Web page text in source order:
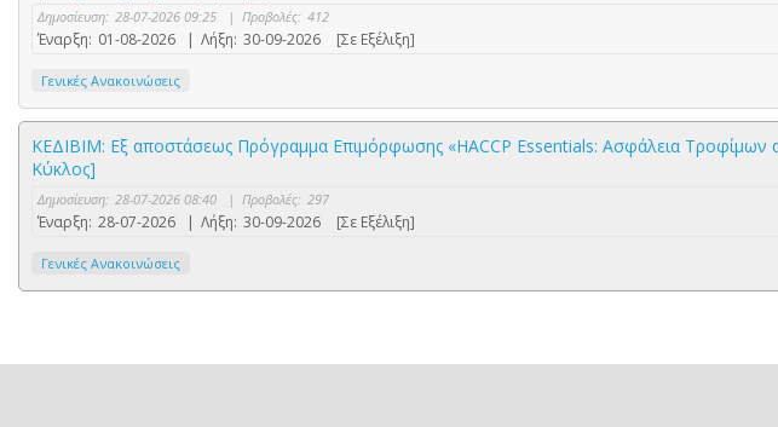
Δημοσίευση: 28-07-2026 09:25 | Προβολές: 412
Έναρξη: 01-08-2026 | Λήξη: 30-09-2026 [Σε Εξέλιξη]
Γενικές Ανακοινώσεις
ΚΕΔΙΒΙΜ: Εξ αποστάσεως Πρόγραμμα Επιμόρφωσης «HACCP Essentials: Ασφάλεια Τροφίμων
Κύκλος]
Δημοσίευση: 28-07-2026 08:40 | Προβολές: 297
Έναρξη: 28-07-2026 | Λήξη: 30-09-2026 [Σε Εξέλιξη]
Γενικές Ανακοινώσεις